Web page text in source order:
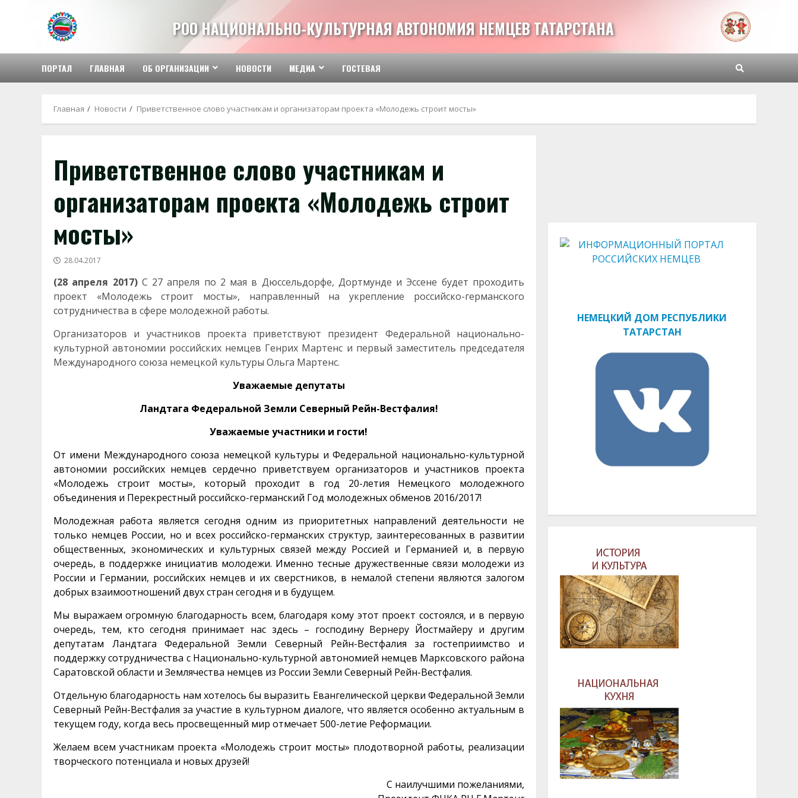
содержимому
РОО НАЦИОНАЛЬНО-КУЛЬТУРНАЯ АВТОНОМИЯ НЕМЦЕВ ТАТАРСТАНА
ПОРТАЛ ГЛАВНАЯ ОБ ОРГАНИЗАЦИИ НОВОСТИ МЕДИА ГОСТЕВАЯ
Главная Новости Приветственное слово участникам и организаторам проекта «Молодежь строит мосты»
Приветственное слово участникам и
организаторам проекта «Молодежь строит
мосты»
28.04.2017
(28 апреля 2017)С 27 апреля по 2 мая в Дюссельдорфе, Дортмунде и Эссене будет проходить
проект «Молодежь строит мосты», направленный на укрепление российско-германского
сотрудничества в сфере молодежной работы.
Организаторов и участников проекта приветствуют президент Федеральной национально-
культурной автономии российских немцев Генрих Мартенс и первый заместитель председателя
Международного союза немецкой культуры Ольга Мартенс.
Уважаемые депутаты
Ландтага Федеральной Земли Северный Рейн-Вестфалия!
Уважаемые участники и гости!
От имени Международного союза немецкой культуры и Федеральной национально-культурной
автономии российских немцев сердечно приветствуем организаторов и участников проекта
«Молодежь строит мосты», который проходит в год 20-летия Немецкого молодежного
объединения и Перекрестный российско-германский Год молодежных обменов 2016/2017!
Молодежная работа является сегодня одним из приоритетных направлений деятельности не
только немцев России, но и всех российско-германских структур, заинтересованных в развитии
общественных, экономических и культурных связей между Россией и Германией и, в первую
очередь, в поддержке инициатив молодежи. Именно тесные дружественные связи молодежи из
России и Германии, российских немцев и их сверстников, в немалой степени являются залогом
добрых взаимоотношений двух стран сегодня и в будущем.
Мы выражаем огромную благодарность всем, благодаря кому этот проект состоялся, и в первую
очередь, тем, кто сегодня принимает нас здесь – господину Вернеру Йостмайеру и другим
депутатам Ландтага Федеральной Земли Северный Рейн-Вестфалия за гостеприимство и
поддержку сотрудничества с Национально-культурной автономией немцев Марксовского района
Саратовской области и Землячества немцев из России Земли Северный Рейн-Вестфалия.
Отдельную благодарность нам хотелось бы выразить Евангелической церкви Федеральной Земли
Северный Рейн-Вестфалия за участие в культурном диалоге, что является особенно актуальным в
текущем году, когда весь просвещенный мир отмечает 500-летие Реформации.
Желаем всем участникам проекта «Молодежь строит мосты» плодотворной работы, реализации
творческого потенциала и новых друзей!
С наилучшими пожеланиями,
НЕМЕЦКИЙ ДОМ РЕСПУБЛИКИ
ТАТАРСТАН